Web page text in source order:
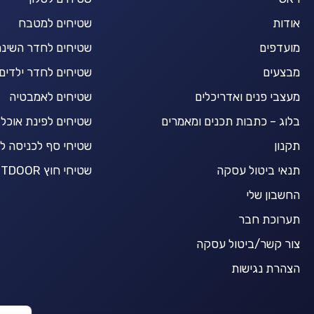
אודות
מועדפים
מבצעים
מעצבי פנים ואדריכלים
בלוג – כתבות תכנים ומאמרים
תקנון
תנאי ביטול עסקה
החשבון שלי
תערוכת חבר
צור קשר/ביטול עסקה
הצהרת נגישות
שטיחים למטבח
שטיחים לחדר
שטיחים לחדר
שטיחים לאמבטיה
שטיחים לפינת אוכל
שטיחי סף לכניסה
שטיחי חוץ OUTDOOR